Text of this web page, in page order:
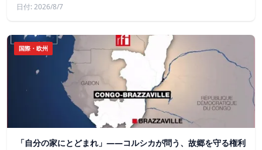
日付: 2026/8/7
国際・欧州
「自分の家にとどまれ」——コルシカが問う、故郷を守る権利